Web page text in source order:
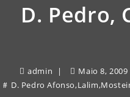
D. Pedro,
admin Maio 8, 2009
D. Pedro Afonso,Lalim,